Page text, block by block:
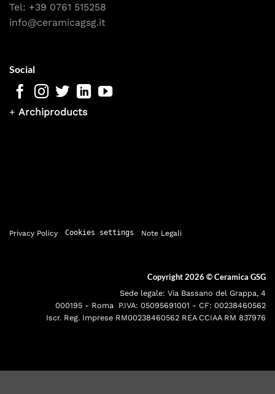
Tel: +39 0761 515258
info@ceramicagsg.it
Social
+ Archiproducts
Privacy Policy Cookies settings Note Legali
Copyright 2026 ©Ceramica GSG
Sede legale: Via Bassano del Grappa, 4
000195 - Roma P.IVA: 05095691001 - CF: 00238460562
Iscr. Reg. Imprese RM00238460562 REA CCIAA RM 837976